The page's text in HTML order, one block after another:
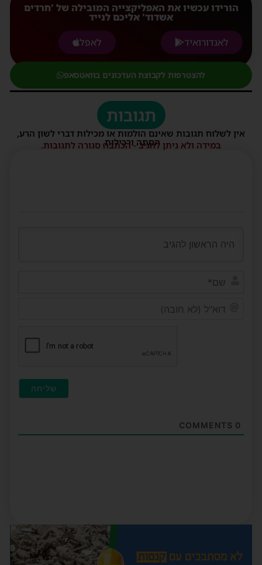
הורידו עכשיו את האפליקצייה המובילה של 'חרדים
אשדוד' אליכם לנייד
לאנדורואיד
לאפל
להצטרפות לקבוצת העדכונים בוואטסאפ
תגובות
אין לשלוח תגובות שאינם הולמות או מכילות דברי לשון הרע,
הסתה ורכילות.
במידה ולא ניתן להגיב - הכתבה סגורה לתגובות.